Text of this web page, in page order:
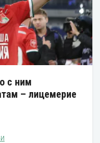
с ним
– лицемерие